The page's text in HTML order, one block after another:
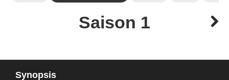
Saison 1
Synopsis